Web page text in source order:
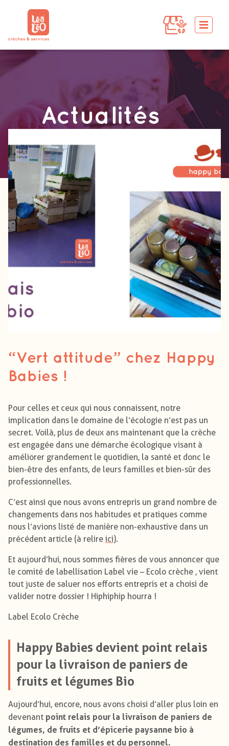
Actualités
“Vert attitude” chez Happy
Babies !
Pour celles et ceux qui nous connaissent, notre
implication dans le domaine de l’écologie n’est pas un
secret. Voilà, plus de deux ans maintenant que la crèche
est engagée dans une démarche écologique visant à
améliorer grandement le quotidien, la santé et donc le
bien-être des enfants, de leurs familles et bien-sûr des
professionnelles.
C’est ainsi que nous avons entrepris un grand nombre de
changements dans nos habitudes et pratiques comme
nous l’avions listé de manière non-exhaustive dans un
précédent article (à relire ici).
Et aujourd’hui, nous sommes fières de vous annoncer que
le comité de labellisation Label vie – Ecolo crèche , vient
tout juste de saluer nos efforts entrepris et a choisi de
valider notre dossier ! Hiphiphip hourra !
Label Ecolo Crèche
Happy Babies devient point relais
pour la livraison de paniers de
fruits et légumes Bio
Aujourd’hui, encore, nous avons choisi d’aller plus loin en
devenant point relais pour la livraison de paniers de
légumes, de fruits et d’épicerie paysanne bio à
destination des familles et du personnel.